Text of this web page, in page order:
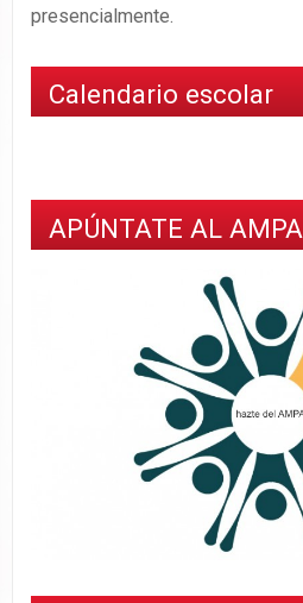
presencialmente.
Calendario escolar
APÚNTATE AL AMPA